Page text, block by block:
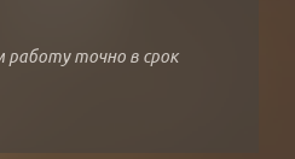
работу точно в срок